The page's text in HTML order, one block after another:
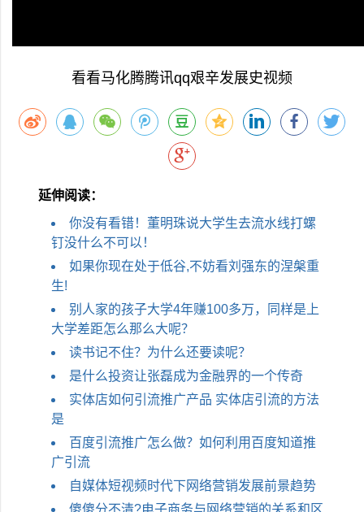
看看马化腾腾讯qq艰辛发展史视频
延伸阅读：
你没有看错！董明珠说大学生去流水线打螺
钉没什么不可以！
如果你现在处于低谷,不妨看刘强东的涅槃重
生!
别人家的孩子大学4年赚100多万，同样是上
大学差距怎么那么大呢？
读书记不住？为什么还要读呢？
是什么投资让张磊成为金融界的一个传奇
实体店如何引流推广产品 实体店引流的方法
是
百度引流推广怎么做？如何利用百度知道推
广引流
自媒体短视频时代下网络营销发展前景趋势